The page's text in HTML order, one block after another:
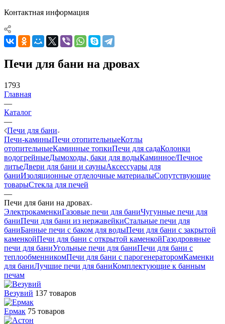
Контактная информация
Печи для бани на дровах
1793
Главная
—
Каталог
—
Печи для бани
Печи-каминыПечи отопительныеКотлы
отопительныеКаминные топкиПечи для садаКолонки
водогрейныеДымоходы, баки для водыКаминное/Печное
литьеДвери для бани и сауныАксессуары для
баниИзоляционные отделочные материалыСопутствующие
товарыСтекла для печей
—
Печи для бани на дровах
ЭлектрокаменкиГазовые печи для баниЧугунные печи для
баниПечи для бани из нержавейкиСтальные печи для
баниБанные печи с баком для водыПечи для бани с закрытой
каменкойПечи для бани с открытой каменкойГазодровяные
печи для баниУгольные печи для баниПечи для бани с
теплообменникомПечи для бани с парогенераторомКаменки
для баниЛучшие печи для баниКомплектующие к банным
печам
Везувий 137 товаров
Ермак 75 товаров